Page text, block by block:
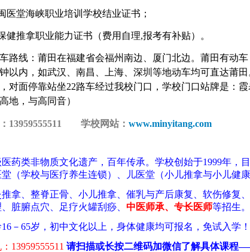
医堂海峡职业培训学校结业证书；
健推拿职业能力证书（费用自理,报考有补贴）。
路线：莆田在福建省会福州南边、厦门北边。莆田有动
以内，如武汉、南昌、上海、深圳等地动车均可直达莆
对面停靠站坐22路车经过我校门口，学校门口站牌是：
地，与高同音）
13959555511 学校网站： www.minyitang.com
药类非物质文化遗产，百年传承。学校创始于1999年，
（学校与医疗养生连锁）、儿医堂（小儿推拿与小儿健康
拿、整脊正骨、小儿推拿、催乳与产后康复、软伤修复
脏腑点穴、足疗火罐刮痧、 中医师承、专长医师等招生。
－65岁，初中文化以上，身体健康均可报名，免试入学！
13959555511 请扫描或长按二维码加微信了解具体课程